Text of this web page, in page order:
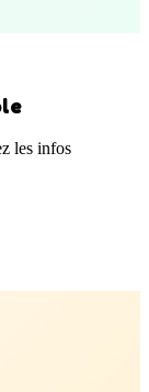
les infos